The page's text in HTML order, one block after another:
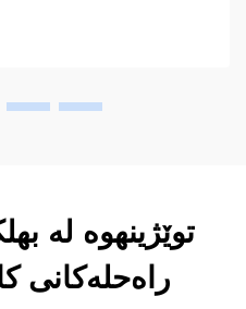
توێژینهوه له
راه‌حله‌كانی